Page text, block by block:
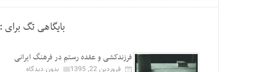
بایگاهی تگ برای :
فرزندکشی و عقده رستم در فرهنگ ایرانی
فروردین 22, 1395
بدون دیدگاه